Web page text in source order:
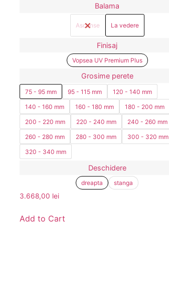
Balama
Ascunse La vedere
Finisaj
Vopsea UV Premium Plus
Grosime perete
75 - 95 mm 95 - 115 mm
120 - 140 mm
140 - 160 mm
160 - 180 mm
180 - 200 mm
200 - 220 mm
220 - 240 mm
240 - 260 mm
260 - 280 mm
280 - 300 mm
300 - 320 mm
320 - 340 mm
Deschidere
dreapta stanga
3.668,00 lei
Add to Cart